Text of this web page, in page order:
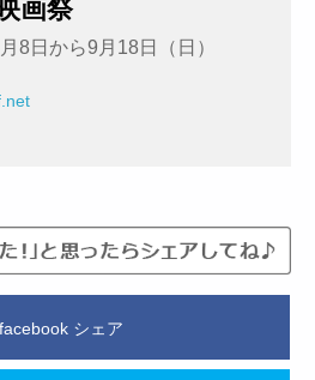
画祭
8日から9月18日（日）
facebook シェア